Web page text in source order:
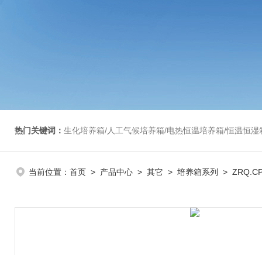
热门关键词： 生化培养箱/人工气候培养箱/电热恒温培养箱/恒温恒湿箱/光照培养箱/二氧化碳培养箱
当前位置： 首页 > 产品中心 > 其它 > 培养箱系列 >